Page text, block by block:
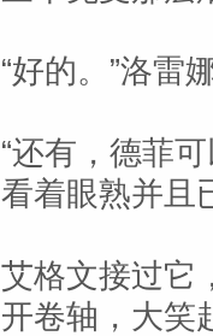
“好的。”洛雷
“还有，德菲
看着眼熟并且
艾格文接过它
开卷轴，大笑